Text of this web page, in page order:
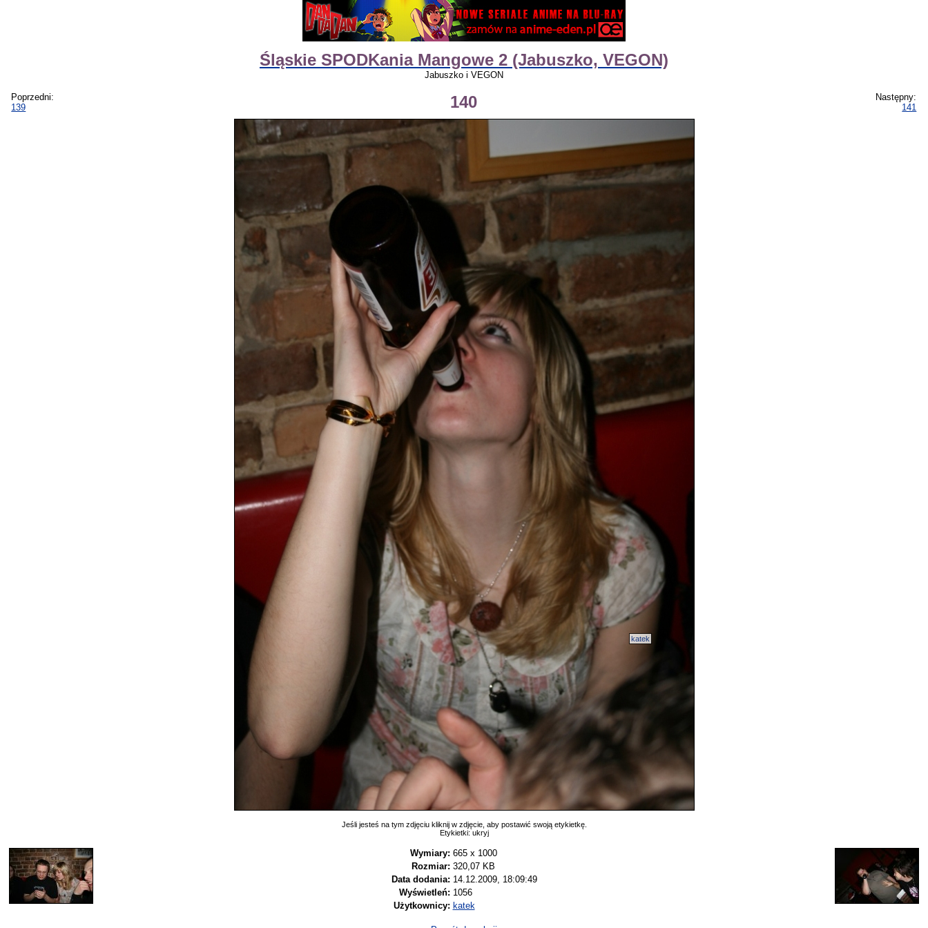
Śląskie SPODKania Mangowe 2 (Jabuszko, VEGON)
Jabuszko i VEGON
Poprzedni:
139
140
Następny:
141
katek
Jeśli jesteś na tym zdjęciu kliknij w zdjęcie, aby postawić swoją etykietkę.
Etykietki: ukryj
Wymiary: 665 x 1000
Rozmiar: 320,07 KB
Data dodania: 14.12.2009, 18:09:49
Wyświetleń: 1056
Użytkownicy: katek